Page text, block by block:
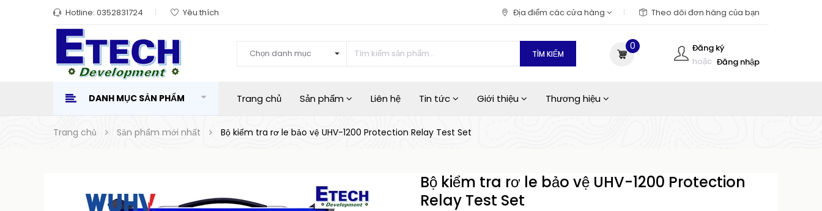
Hotline: 0352831724 Yêu thích Địa điểm các cửa hàng Theo dõi đơn hàng của bạn
Chọn danh mục TÌM KIẾM
Đăng ký
hoặc Đăng nhập
0
DANH MỤC SẢN PHẨM Trang chủ Sản phẩm Liên hệ Tin tức Giới thiệu Thương hiệu
Trang chủ Sản phẩm mới nhất Bộ kiểm tra rơ le bảo vệ UHV-1200 Protection Relay Test Set
Bộ kiểm tra rơ le bảo vệ UHV-1200 Protection
Relay Test Set